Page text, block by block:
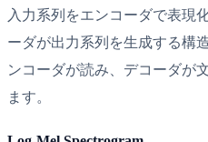
入力系列をエンコーダで表現
ーダが出力系列を生成する構
ンコーダが読み、デコーダが
ます。